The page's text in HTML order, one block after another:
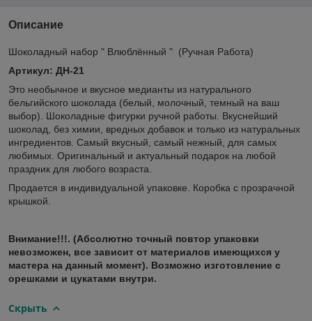
Описание
Шоколадный набор " Влюблённый " (Ручная Работа)
Артикул: ДН-21
Это необычное и вкусное медианты из натурального
бельгийского шоколада (белый, молочный, темный на ваш
выбор). Шоколадные фигурки ручной работы. Вкуснейший
шоколад, без химии, вредных добавок и только из натуральных
ингредиентов. Самый вкусный, самый нежный, для самых
любимых. Оригинальный и актуальный подарок на любой
праздник для любого возраста.
Продается в индивидуальной упаковке. Коробка с прозрачной
крышкой.
Внимание!!!. (Абсолютно точный повтор упаковки
невозможен, все зависит от материалов имеющихся у
мастера на данный момент). Возможно изготовление с
орешками и цукатами внутри.
Скрыть